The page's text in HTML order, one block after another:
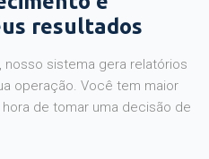
resultados
nosso sistema gera relatórios
operação. Você tem maior
de tomar uma decisão de